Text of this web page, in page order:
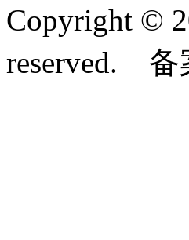
Copyright ©
reserved. 备